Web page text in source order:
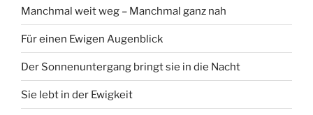
Manchmal weit weg – Manchmal ganz nah
Für einen Ewigen Augenblick
Der Sonnenuntergang bringt sie in die Nacht
Sie lebt in der Ewigkeit